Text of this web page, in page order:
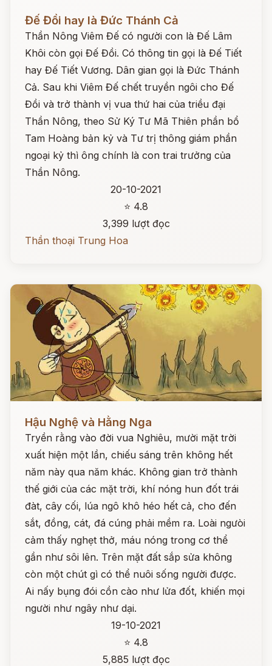
Đọc ngay
Đế Đồi hay là Đức Thánh Cả
Thần Nông Viêm Đế có người con là Đế Lâm
Khôi còn gọi Đế Đồi. Có thông tin gọi là Đế Tiết
hay Đế Tiết Vương. Dân gian gọi là Đức Thánh
Cả. Sau khi Viêm Đế chết truyền ngôi cho Đế
Đồi và trở thành vị vua thứ hai của triều đại
Thần Nông, theo Sử Ký Tư Mã Thiên phần bổ
Tam Hoàng bản kỷ và Tư trị thông giám phần
ngoại kỷ thì ông chính là con trai trưởng của
Thần Nông.
20-10-2021
⭐ 4.8
3,399 lượt đọc
Thần thoại Trung Hoa
Hậu Nghệ và Hằng Nga
Tryền rằng vào đời vua Nghiêu, mười mặt trời
xuất hiện một lần, chiếu sáng trên không hết
năm này qua năm khác. Không gian trở thành
thế giới của các mặt trời, khí nóng hun đốt trái
đàt, cây cối, lúa ngô khô héo hết cả, cho đến
sắt, đồng, cát, đá cúng phải mềm ra. Loài ngưòi
cảm thấy nghẹt thở, máu nóng trong cơ thể
gần như sôi lên. Trên mặt đất sắp sửa không
còn một chút gì có thể nuôi sống người được.
Ai nấy bụng đói cồn cào như lửa đốt, khiến mọi
người như ngây như dại.
19-10-2021
⭐ 4.8
5,885 lượt đọc